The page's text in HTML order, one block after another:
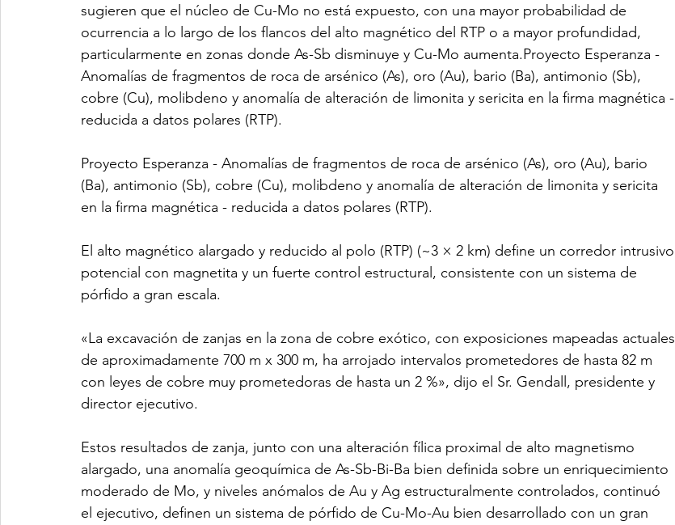
sugieren que el núcleo de Cu-Mo no está expuesto, con una mayor probabilidad de
ocurrencia a lo largo de los flancos del alto magnético del RTP o a mayor profundidad,
particularmente en zonas donde As-Sb disminuye y Cu-Mo aumenta.Proyecto Esperanza -
Anomalías de fragmentos de roca de arsénico (As), oro (Au), bario (Ba), antimonio (Sb),
cobre (Cu), molibdeno y anomalía de alteración de limonita y sericita en la firma magnética -
reducida a datos polares (RTP).
Proyecto Esperanza - Anomalías de fragmentos de roca de arsénico (As), oro (Au), bario
(Ba), antimonio (Sb), cobre (Cu), molibdeno y anomalía de alteración de limonita y sericita
en la firma magnética - reducida a datos polares (RTP).
El alto magnético alargado y reducido al polo (RTP) (~3 × 2 km) define un corredor intrusivo
potencial con magnetita y un fuerte control estructural, consistente con un sistema de
pórfido a gran escala.
«La excavación de zanjas en la zona de cobre exótico, con exposiciones mapeadas actuales
de aproximadamente 700 m x 300 m, ha arrojado intervalos prometedores de hasta 82 m
con leyes de cobre muy prometedoras de hasta un 2 %», dijo el Sr. Gendall, presidente y
director ejecutivo.
Estos resultados de zanja, junto con una alteración fílica proximal de alto magnetismo
alargado, una anomalía geoquímica de As-Sb-Bi-Ba bien definida sobre un enriquecimiento
moderado de Mo, y niveles anómalos de Au y Ag estructuralmente controlados, continuó
el ejecutivo, definen un sistema de pórfido de Cu-Mo-Au bien desarrollado con un gran